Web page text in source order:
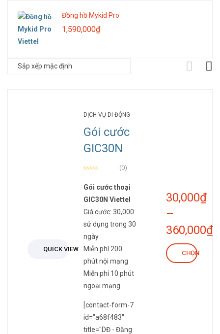
Đồng hồ Mykid Pro
1,590,000₫
QUICK VIEW
DỊCH VỤ DI ĐỘNG
Gói cước
GIC30N
(0)
Gói cước thoại
GIC30N Viettel
Giá cước: 30,000
sử dụng trong 30
ngày
Miễn phí 200
phút nội mạng
Miễn phí 10 phút
ngoại mạng
[contact-form-7
id="a68f483"
title="DĐ - Đăng
30,000₫
–
360,000₫
Khoảng
giá:
CHỌN